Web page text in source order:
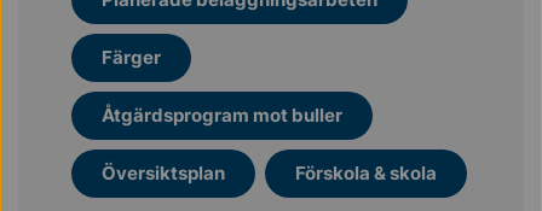
Färger
Åtgärdsprogram mot buller
Översiktsplan Förskola & skola